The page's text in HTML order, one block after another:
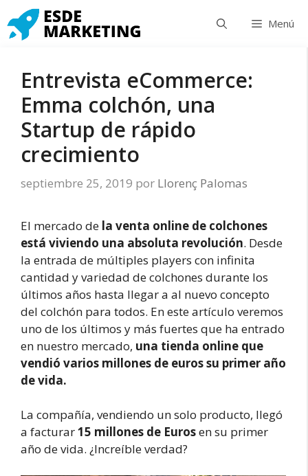
Saltar
al
contenido
Menú
Entrevista eCommerce:
Emma colchón, una
Startup de rápido
crecimiento
septiembre 25, 2019 por Llorenç Palomas
El mercado de la venta online de colchones
está viviendo una absoluta revolución. Desde
la entrada de múltiples players con infinita
cantidad y variedad de colchones durante los
últimos años hasta llegar a al nuevo concepto
del colchón para todos. En este artículo veremos
uno de los últimos y más fuertes que ha entrado
en nuestro mercado, una tienda online que
vendió varios millones de euros su primer año
de vida.
La compañía, vendiendo un solo producto, llegó
a facturar15 millones de Eurosen su primer
año de vida. ¿Increíble verdad?